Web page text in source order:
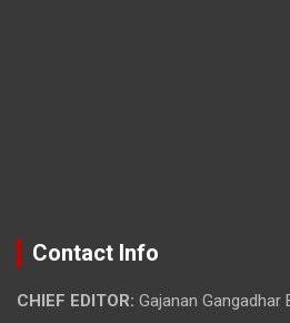
Contact Info
CHIEF EDITOR: Gajanan Gangadhar